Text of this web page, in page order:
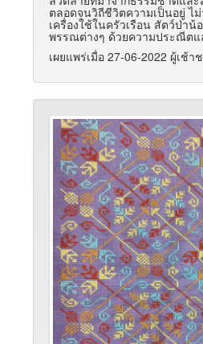
ตลอดจนวิถีชีวิตความเป็นอยู่ ไ
เครื่องใช้ในครัวเรือน สัตว์ป่า
พรรณต่างๆ ด้วยความประณีตแ
เผยแพร่เมื่อ 27-06-2022 ผู้เช้า